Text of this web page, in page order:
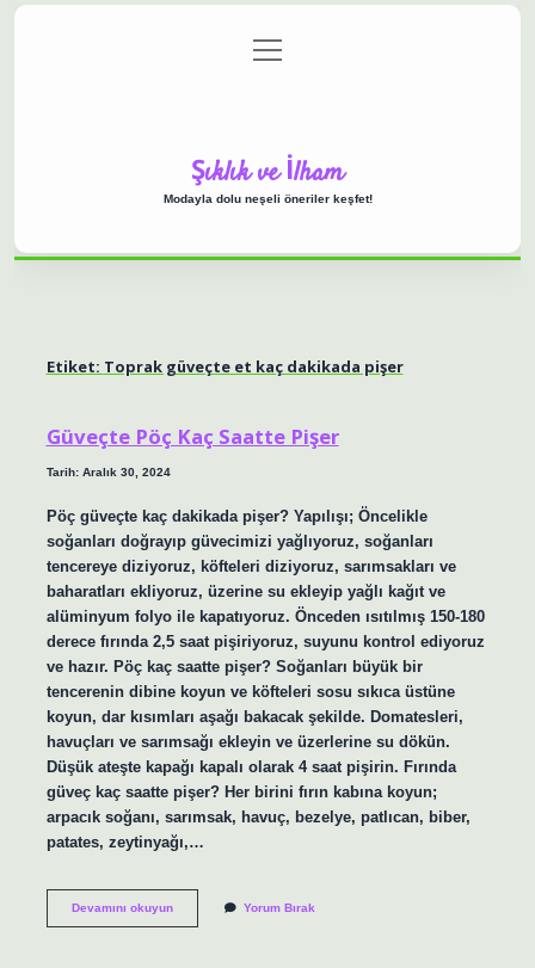
Gizlilik Politikası
menüyü
aç
Şıklık ve İlham
Modayla dolu neşeli öneriler keşfet!
Etiket: Toprak güveçte et kaç dakikada pişer
Güveçte Pöç Kaç Saatte Pişer
Tarih: Aralık 30, 2024
Pöç güveçte kaç dakikada pişer? Yapılışı; Öncelikle
soğanları doğrayıp güvecimizi yağlıyoruz, soğanları
tencereye diziyoruz, köfteleri diziyoruz, sarımsakları ve
baharatları ekliyoruz, üzerine su ekleyip yağlı kağıt ve
alüminyum folyo ile kapatıyoruz. Önceden ısıtılmış 150-180
derece fırında 2,5 saat pişiriyoruz, suyunu kontrol ediyoruz
ve hazır. Pöç kaç saatte pişer? Soğanları büyük bir
tencerenin dibine koyun ve köfteleri sosu sıkıca üstüne
koyun, dar kısımları aşağı bakacak şekilde. Domatesleri,
havuçları ve sarımsağı ekleyin ve üzerlerine su dökün.
Düşük ateşte kapağı kapalı olarak 4 saat pişirin. Fırında
güveç kaç saatte pişer? Her birini fırın kabına koyun;
arpacık soğanı, sarımsak, havuç, bezelye, patlıcan, biber,
patates, zeytinyağı,…
Devamını okuyunGüveçte
Yorum Bırak